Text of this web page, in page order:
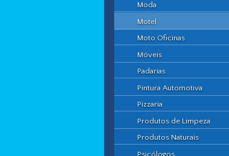
Moda
Motel
Moto Oficinas
Móveis
Padarias
Pintura Automotiva
Pizzaria
Produtos de Limpeza
Produtos Naturais
Psicólogos